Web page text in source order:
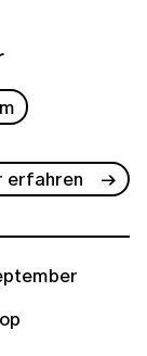
erfahren